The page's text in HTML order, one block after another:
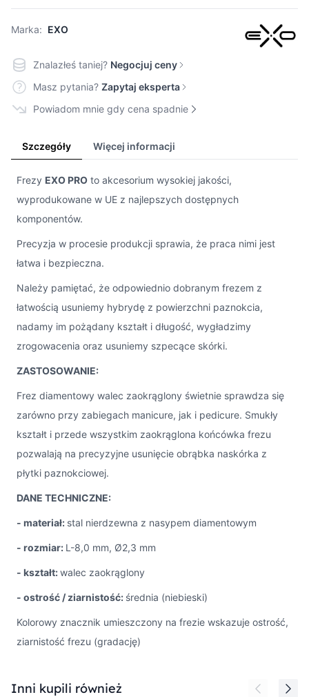
Marka: EXO
Znalazłeś taniej? Negocjuj ceny
Masz pytania? Zapytaj eksperta
Powiadom mnie gdy cena spadnie
Szczegóły Więcej informacji
Frezy EXO PRO to akcesorium wysokiej jakości,
wyprodukowane w UE z najlepszych dostępnych
komponentów.
Precyzja w procesie produkcji sprawia, że praca nimi jest
łatwa i bezpieczna.
Należy pamiętać, że odpowiednio dobranym frezem z
łatwością usuniemy hybrydę z powierzchni paznokcia,
nadamy im pożądany kształt i długość, wygładzimy
zrogowacenia oraz usuniemy szpecące skórki.
ZASTOSOWANIE:
Frez diamentowy walec zaokrąglony świetnie sprawdza się
zarówno przy zabiegach manicure, jak i pedicure. Smukły
kształt i przede wszystkim zaokrąglona końcówka frezu
pozwalają na precyzyjne usunięcie obrąbka naskórka z
płytki paznokciowej.
DANE TECHNICZNE:
- materiał: stal nierdzewna z nasypem diamentowym
- rozmiar: L-8,0 mm, Ø2,3 mm
- kształt:walec zaokrąglony
- ostrość / ziarnistość: średnia (niebieski)
Kolorowy znacznik umieszczony na frezie wskazuje ostrość,
ziarnistość frezu (gradację)
Press to skip carousel
Inni kupili również